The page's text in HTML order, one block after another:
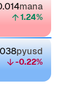
mana
1.24%
pyusd
-0.22%